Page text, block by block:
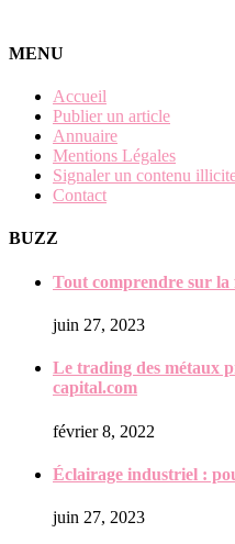
MENU
Accueil
Publier un article
Annuaire
Mentions Légales
Signaler un contenu
Contact
BUZZ
Tout comprendre sur
juin 27, 2023
Le trading des métaux
capital.com
février 8, 2022
Éclairage industriel :
juin 27, 2023